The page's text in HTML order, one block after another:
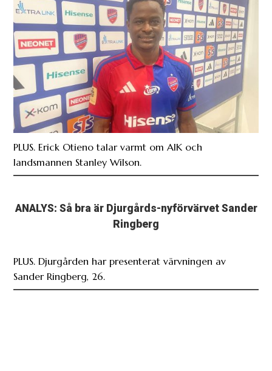
PLUS. Erick Otieno talar varmt om AIK och
landsmannen Stanley Wilson.
ANALYS: Så bra är Djurgårds-nyförvärvet Sander
Ringberg
PLUS. Djurgården har presenterat värvningen av
Sander Ringberg, 26.